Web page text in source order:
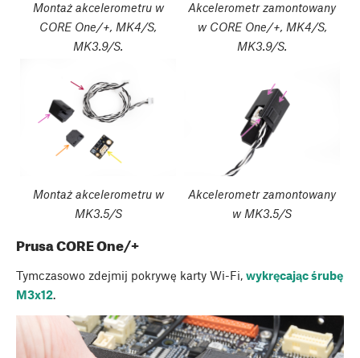
Montaż akcelerometru w
CORE One/+, MK4/S,
MK3.9/S.
Akcelerometr zamontowany
w CORE One/+, MK4/S,
MK3.9/S.
Montaż akcelerometru w
MK3.5/S
Akcelerometr zamontowany
w MK3.5/S
Prusa CORE One/+
Tymczasowo zdejmij pokrywę karty Wi-Fi, wykręcając śrubę
M3x12.